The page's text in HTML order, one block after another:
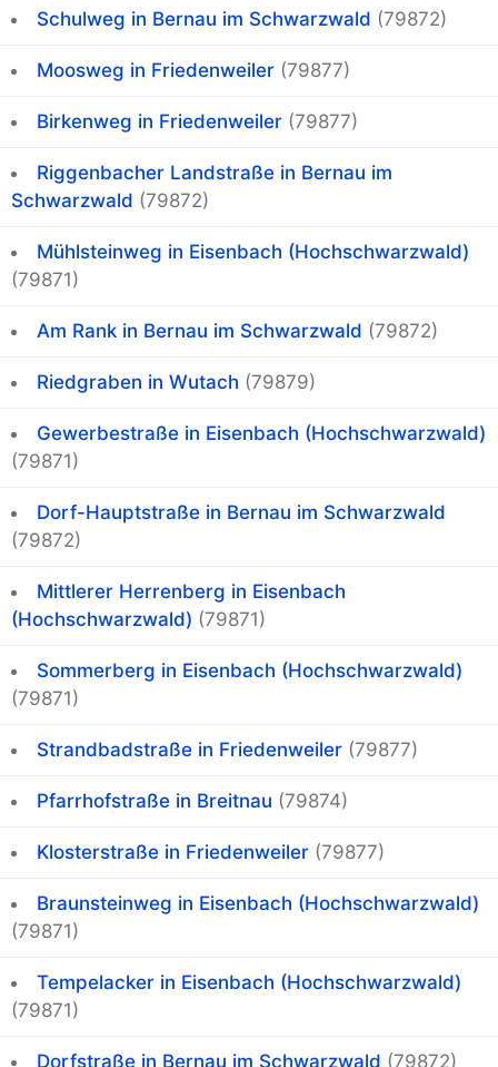
Schulweg in Bernau im Schwarzwald (79872)
Moosweg in Friedenweiler (79877)
Birkenweg in Friedenweiler (79877)
Riggenbacher Landstraße in Bernau im
Schwarzwald (79872)
Mühlsteinweg in Eisenbach (Hochschwarzwald)
(79871)
Am Rank in Bernau im Schwarzwald (79872)
Riedgraben in Wutach (79879)
Gewerbestraße in Eisenbach (Hochschwarzwald)
(79871)
Dorf-Hauptstraße in Bernau im Schwarzwald
(79872)
Mittlerer Herrenberg in Eisenbach
(Hochschwarzwald) (79871)
Sommerberg in Eisenbach (Hochschwarzwald)
(79871)
Strandbadstraße in Friedenweiler (79877)
Pfarrhofstraße in Breitnau (79874)
Klosterstraße in Friedenweiler (79877)
Braunsteinweg in Eisenbach (Hochschwarzwald)
(79871)
Tempelacker in Eisenbach (Hochschwarzwald)
(79871)
Dorfstraße in Bernau im Schwarzwald (79872)